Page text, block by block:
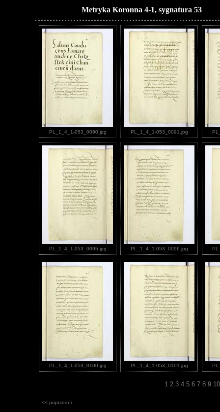
Metryka Koronna 4-1, sygnatura 53
PL_1_4_1-053_0090.jpg PL_1_4_1-053_0091.jpg
PL_1_4_1-053_0095.jpg PL_1_4_1-053_0096.jpg
PL_1_4_1-053_0100.jpg PL_1_4_1-053_0101.jpg
1 2 3 4 5 6 7 8 9
<< poprzedni